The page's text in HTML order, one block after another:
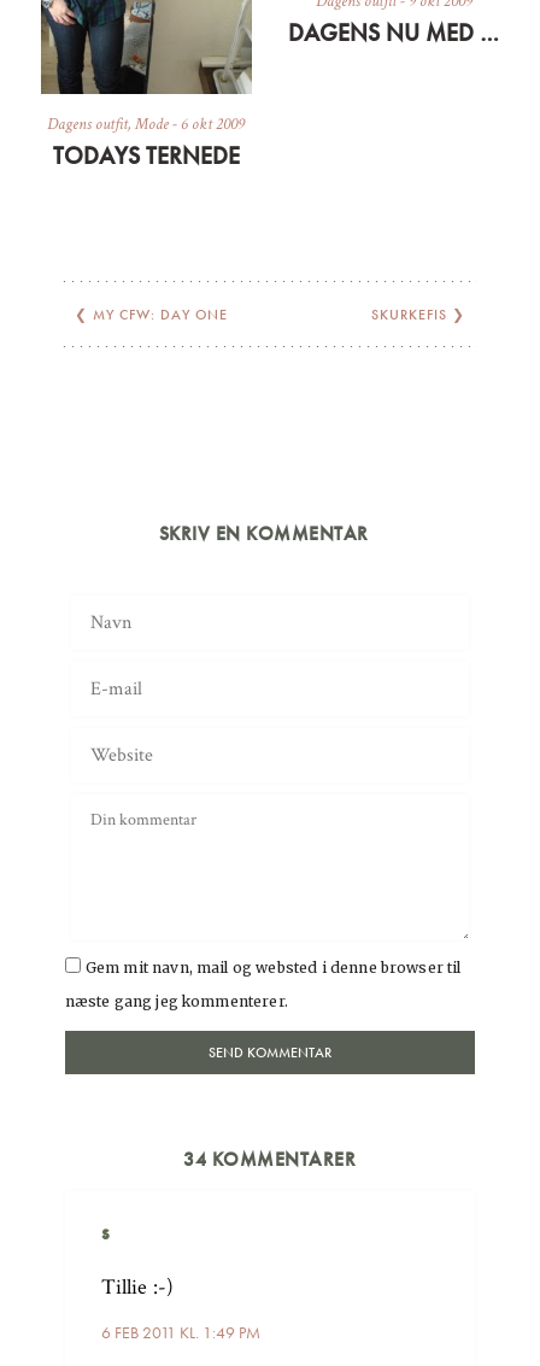
Dagens outfit,Mode- 6 okt 2009
TODAYS TERNEDE
DAGENS NU MED DYR
❮ MY CFW: DAY ONE SKURKEFIS ❯
SKRIV EN KOMMENTAR
Gem mit navn, mail og websted i denne browser til
næste gang jeg kommenterer.
34 KOMMENTARER
s
6 FEB 2011 KL. 1:49 PM
Tillie :-)